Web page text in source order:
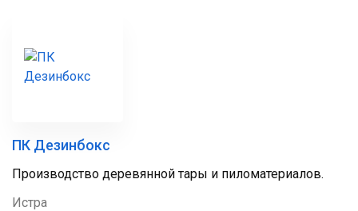
ПК Дезинбокс
Производство деревянной тары и пиломатериалов.
Истра